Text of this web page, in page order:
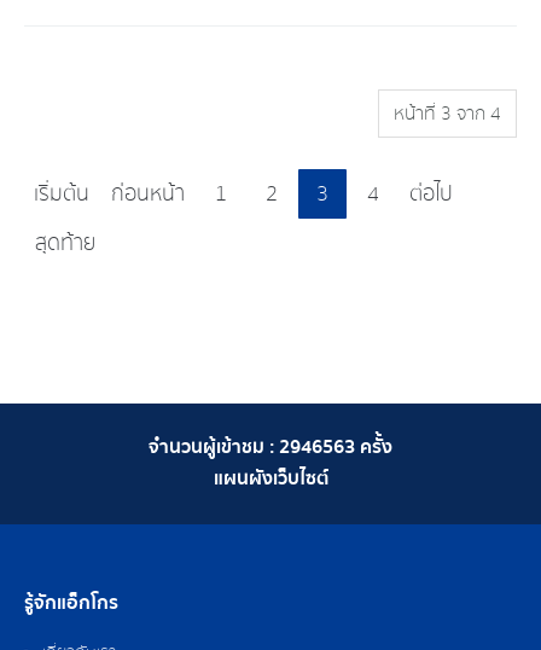
หน้าที่ 3 จาก 4
เริ่มต้น ก่อนหน้า 1 2 3 4
ต่อไป
สุดท้าย
จำนวนผู้เข้าชม :2946563 ครั้ง
แผนผังเว็บไซต์
รู้จักแอ็กโกร